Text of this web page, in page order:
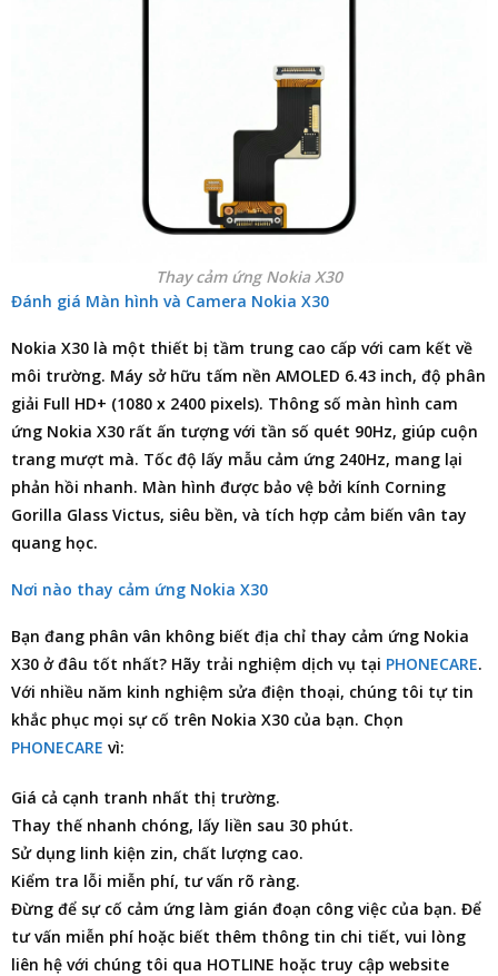
Thay cảm ứng Nokia X30
Đánh giá Màn hình và Camera Nokia X30
Nokia X30 là một thiết bị tầm trung cao cấp với cam kết về
môi trường. Máy sở hữu tấm nền AMOLED 6.43 inch, độ phân
giải Full HD+ (1080 x 2400 pixels). Thông số màn hình cam
ứng Nokia X30 rất ấn tượng với tần số quét 90Hz, giúp cuộn
trang mượt mà. Tốc độ lấy mẫu cảm ứng 240Hz, mang lại
phản hồi nhanh. Màn hình được bảo vệ bởi kính Corning
Gorilla Glass Victus, siêu bền, và tích hợp cảm biến vân tay
quang học.
Nơi nào thay cảm ứng Nokia X30
Bạn đang phân vân không biết địa chỉ thay cảm ứng Nokia
X30 ở đâu tốt nhất? Hãy trải nghiệm dịch vụ tại PHONECARE.
Với nhiều năm kinh nghiệm sửa điện thoại, chúng tôi tự tin
khắc phục mọi sự cố trên Nokia X30 của bạn. Chọn
PHONECARE vì:
Giá cả cạnh tranh nhất thị trường.
Thay thế nhanh chóng, lấy liền sau 30 phút.
Sử dụng linh kiện zin, chất lượng cao.
Kiểm tra lỗi miễn phí, tư vấn rõ ràng.
Đừng để sự cố cảm ứng làm gián đoạn công việc của bạn. Để
tư vấn miễn phí hoặc biết thêm thông tin chi tiết, vui lòng
liên hệ với chúng tôi qua HOTLINE hoặc truy cập website